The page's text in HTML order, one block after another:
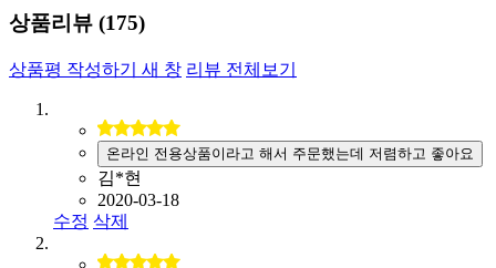
상품리뷰 (175)
상품평 작성하기 새 창 리뷰 전체보기
온라인 전용상품이라고 해서 주문했는데 저렴하고 좋아요
김*현
2020-03-18
수정 삭제